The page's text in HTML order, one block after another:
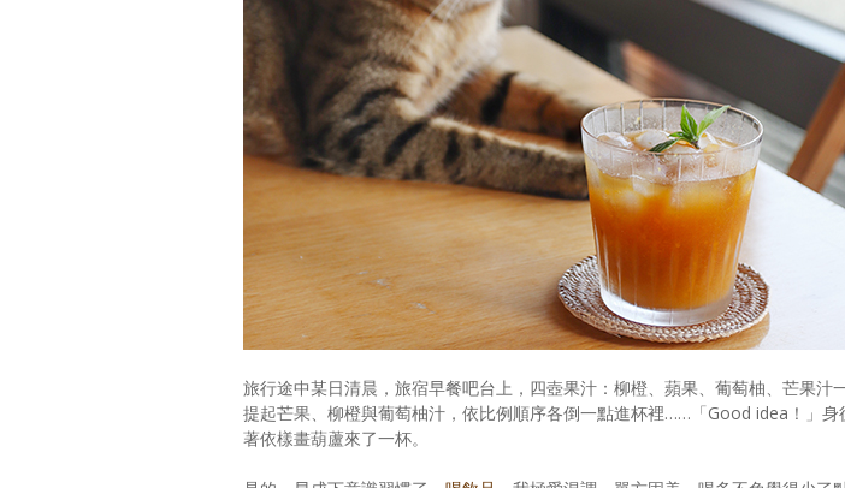
旅行途中某日清晨，旅宿早餐吧台上，四壺果汁：柳橙、蘋果、葡萄柚、芒果汁
提起芒果、柳橙與葡萄柚汁，依比例順序各倒一點進杯裡……「Good idea！」身
著依樣畫葫蘆來了一杯。